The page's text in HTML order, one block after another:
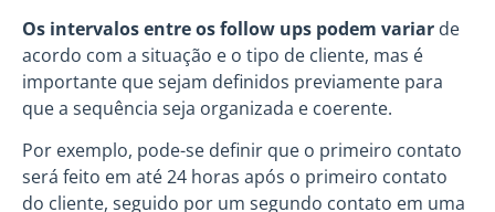
Os intervalos entre os follow ups podem variar de
acordo com a situação e o tipo de cliente, mas é
importante que sejam definidos previamente para
que a sequência seja organizada e coerente.
Por exemplo, pode-se definir que o primeiro contato
será feito em até 24 horas após o primeiro contato
do cliente, seguido por um segundo contato em uma